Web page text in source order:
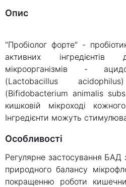
Опис
"Пробіолог форте" -
активних
мікроорганізмів -
(Lactobacillus
(Bifidobacterium animalis
кишковій мікроході
Інгредієнти можуть
Особливості
Регулярне застосування БАД
природного балансу
покращенню роботи